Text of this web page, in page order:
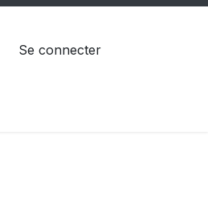
Se connecter